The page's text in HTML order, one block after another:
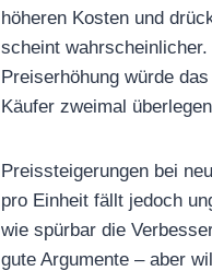
höheren Kosten und
scheint
Preiserhöhung würde
Käufer zweimal
Preissteigerungen bei
pro Einheit fällt jedoch
wie spürbar die
gute Argumente – aber